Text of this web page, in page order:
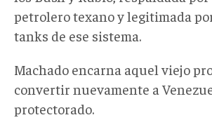
petrolero texano y legitimada
tanks de ese sistema.
Machado encarna aquel viejo
convertir nuevamente a
protectorado.